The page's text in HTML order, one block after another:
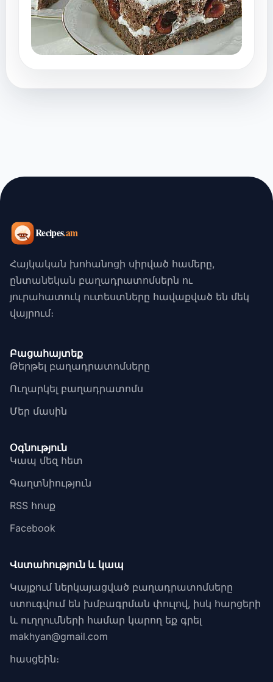
Հայկական խոհանոցի սիրված համերը,
ընտանեկան բաղադրատոմսերն ու
յուրահատուկ ուտեստները հավաքված են մեկ
վայրում։
Բացահայտեք
Թերթել բաղադրատոմսերը
Ուղարկել բաղադրատոմս
Մեր մասին
Օգնություն
Կապ մեզ հետ
Գաղտնիություն
RSS հոսք
Facebook
Վստահություն և կապ
Կայքում ներկայացված բաղադրատոմսերը
ստուգվում են խմբագրման փուլով, իսկ հարցերի
և ուղղումների համար կարող եք գրել
makhyan@gmail.com
հասցեին։